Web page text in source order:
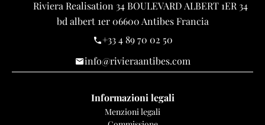
Riviera Realisation 34 BOULEVARD ALBERT 1ER 34
bd albert 1er06600 Antibes Francia
+33 4 89 70 02 50
info@rivieraantibes.com
Informazioni legali
Menzioni legali